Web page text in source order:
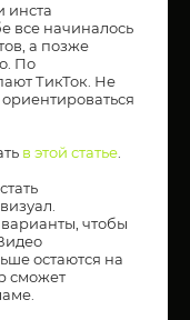
инста
все начиналось
а позже
По
ТикТок. Не
в этой статье.
чтобы
остаются на
сможет